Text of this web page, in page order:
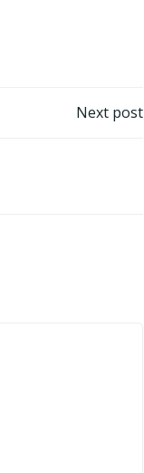
Next post